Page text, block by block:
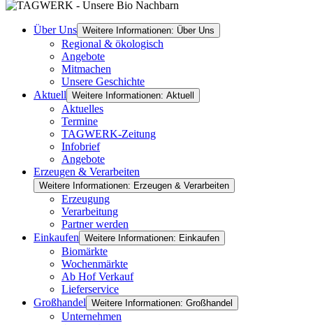
Über Uns Weitere Informationen: Über Uns
Regional & ökologisch
Angebote
Mitmachen
Unsere Geschichte
Aktuell Weitere Informationen: Aktuell
Aktuelles
Termine
TAGWERK-Zeitung
Infobrief
Angebote
Erzeugen & Verarbeiten
Weitere Informationen: Erzeugen & Verarbeiten
Erzeugung
Verarbeitung
Partner werden
Einkaufen Weitere Informationen: Einkaufen
Biomärkte
Wochenmärkte
Ab Hof Verkauf
Lieferservice
Großhandel Weitere Informationen: Großhandel
Unternehmen